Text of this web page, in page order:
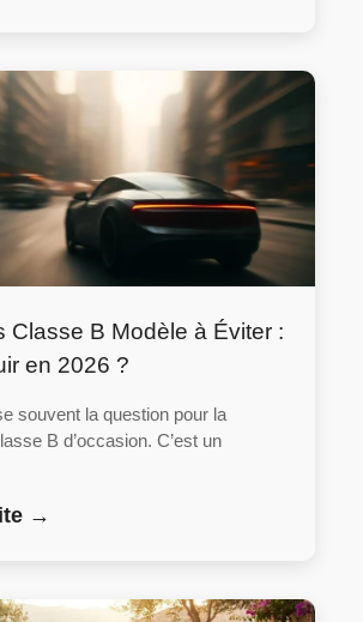
Classe B Modèle à Éviter :
en 2026 ?
souvent la question pour la
B d’occasion. C’est un
→